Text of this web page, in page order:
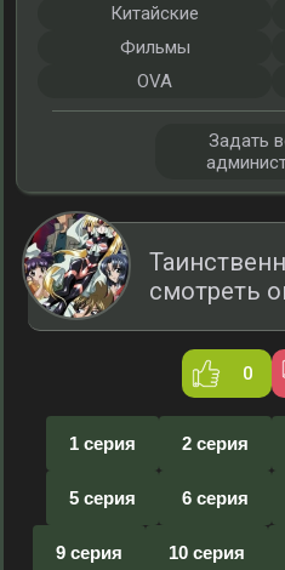
смотреть
0
1 серия 2 серия
5 серия 6 серия
9 серия 10 серия
Китайские
Фильмы
OVA
Задать